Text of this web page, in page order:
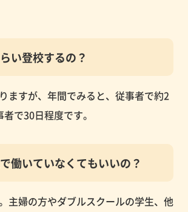
い登校するの？
ますが、年間でみると、従事者で約2
で30日程度です。
働いていなくてもいいの？
主婦の方やダブルスクールの学生、他